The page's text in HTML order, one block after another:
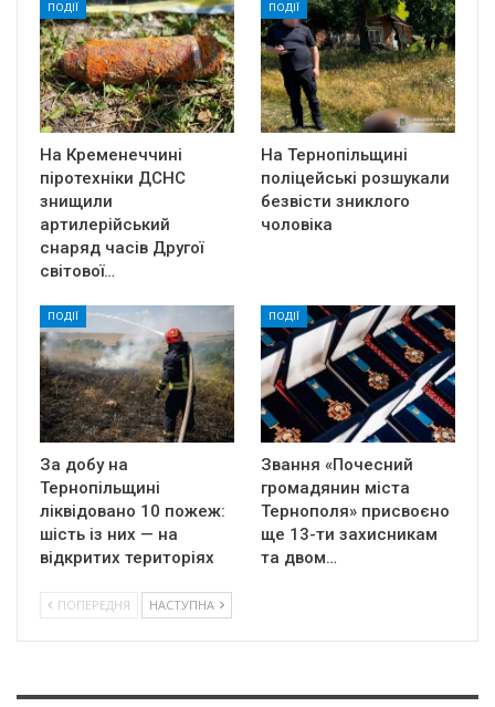
ПОДІЇ
На Кременеччині
піротехніки ДСНС
знищили
артилерійський
снаряд часів Другої
світової…
ПОДІЇ
На Тернопільщині
поліцейські розшукали
безвісти зниклого
чоловіка
ПОДІЇ
За добу на
Тернопільщині
ліквідовано 10 пожеж:
шість із них — на
відкритих територіях
ПОДІЇ
Звання «Почесний
громадянин міста
Тернополя» присвоєно
ще 13-ти захисникам
та двом…
ПОПЕРЕДНЯ НАСТУПНА